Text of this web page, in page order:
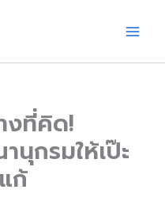
งที่คิด!
นุกรมให้เป๊ะ
ก้